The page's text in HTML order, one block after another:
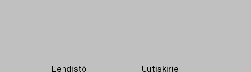
Lehdistö Uutiskirje